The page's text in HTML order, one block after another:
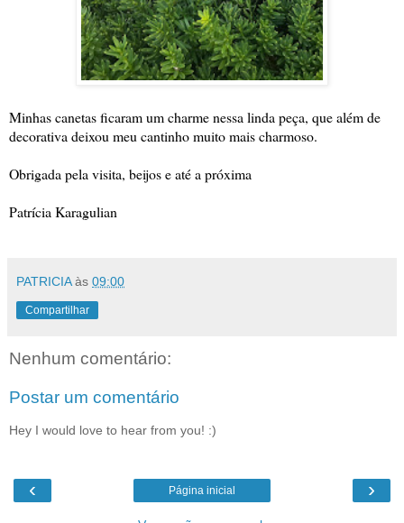
Minhas canetas ficaram um charme nessa linda peça, que além de
decorativa deixou meu cantinho muito mais charmoso.
Obrigada pela visita, beijos e até a próxima
Patrícia Karagulian
PATRICIA às 09:00
Compartilhar
Nenhum comentário:
Postar um comentário
Hey I would love to hear from you! :)
‹ ›
Página inicial